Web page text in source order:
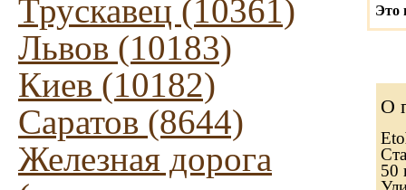
Трускавец (10361)
Львов (10183)
Киев (10182)
Саратов (8644)
Железная дорога
Это
О
Eto
50